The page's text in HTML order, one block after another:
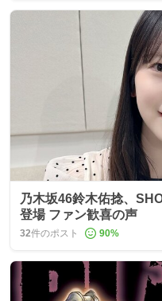
乃木坂46鈴木佑捻、
登場 ファン歓喜の声
32件のポスト 90%